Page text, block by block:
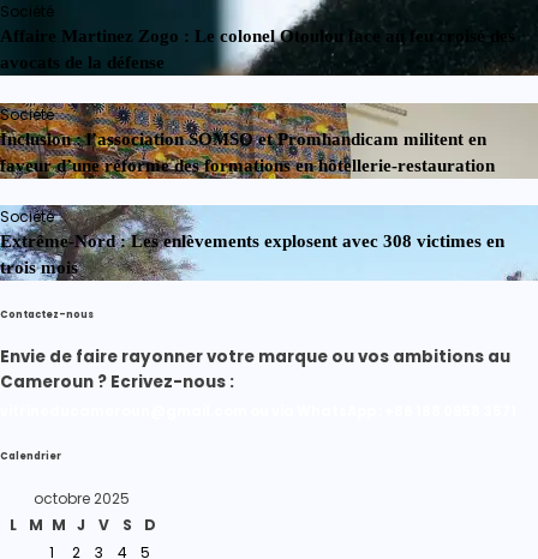
Société
Affaire Martinez Zogo : Le colonel Otoulou face au feu croisé des
avocats de la défense
Société
Inclusion : l’association SOMSO et Promhandicam militent en
faveur d’une réforme des formations en hôtellerie-restauration
Société
Extrême-Nord : Les enlèvements explosent avec 308 victimes en
trois mois
Contactez-nous
Envie de faire rayonner votre marque ou vos ambitions au
Cameroun ? Ecrivez-nous :
Calendrier
octobre 2025
L
M M J V S
D
1
2 3 4 5